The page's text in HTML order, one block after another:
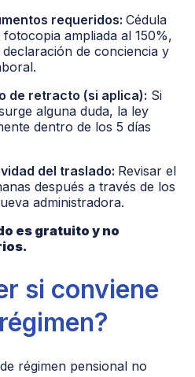
requeridos:Cédula
ampliada al 150%,
de conciencia y
de retracto (si aplica): Si
alguna duda, la ley
dentro de los 5 días
del traslado: Revisar el
después a través de los
administradora.
es gratuito y no
si conviene
régimen pensional no